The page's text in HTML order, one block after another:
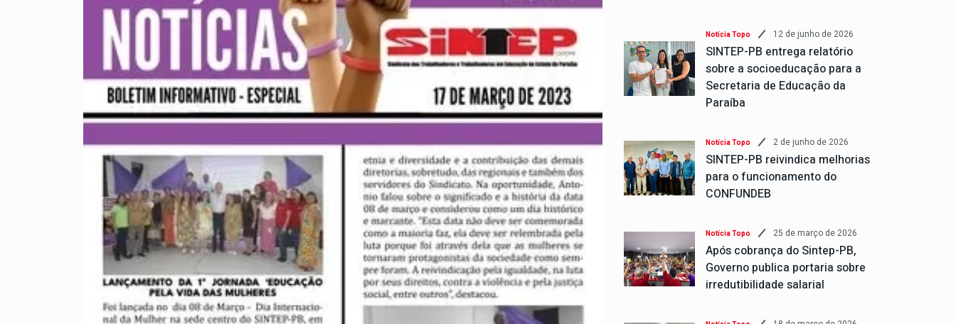
Notícia Topo 12 de junho de 2026
SINTEP-PB entrega relatório
sobre a socioeducação para a
Secretaria de Educação da
Paraíba
Notícia Topo 2 de junho de 2026
SINTEP-PB reivindica melhorias
para o funcionamento do
CONFUNDEB
Notícia Topo 25 de março de 2026
Após cobrança do Sintep-PB,
Governo publica portaria sobre
irredutibilidade salarial